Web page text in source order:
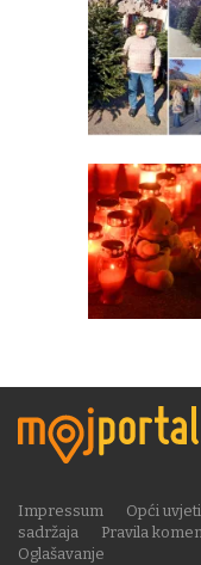
Impressum Opći
sadržaja
Pravila
Oglašavanje